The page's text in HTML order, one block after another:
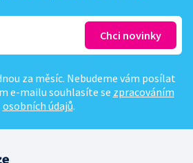
za měsíc. Nebudeme vám posílat
e-mailu souhlasíte se zpracováním
osobních údajů.